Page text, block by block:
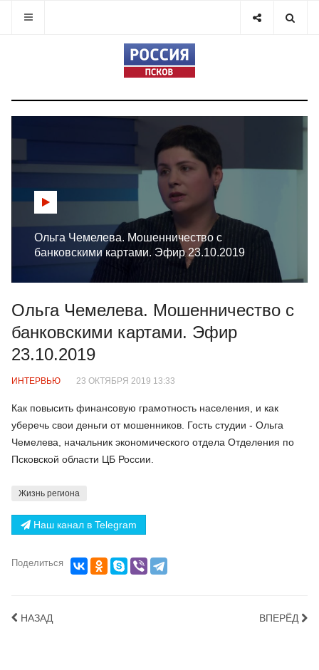
Ольга Чемелева. Мошенничество с
банковскими картами. Эфир 23.10.2019
Ольга Чемелева. Мошенничество с
банковскими картами. Эфир
23.10.2019
ИНТЕРВЬЮ 23 ОКТЯБРЯ 2019 13:33
Как повысить финансовую грамотность населения, и как
уберечь свои деньги от мошенников. Гость студии - Ольга
Чемелева, начальник экономического отдела Отделения по
Псковской области ЦБ России.
Жизнь региона
Наш канал в Telegram
Поделиться
НАЗАД ВПЕРЁД